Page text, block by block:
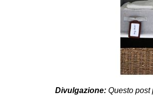
Divulgazione: Questo post